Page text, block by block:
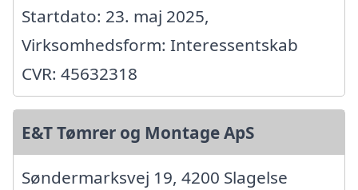
Startdato: 23. maj 2025,
Virksomhedsform: Interessentskab
CVR: 45632318
E&T Tømrer og Montage ApS
Søndermarksvej 19, 4200 Slagelse